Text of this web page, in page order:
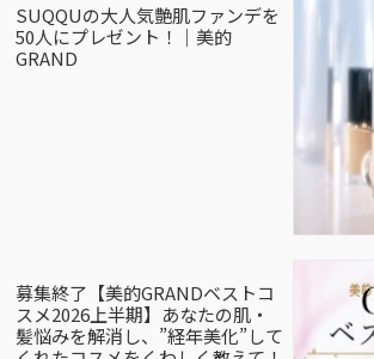
SUQQUの大人気艶肌ファンデを
50人にプレゼント！｜美的
GRAND
募集終了【美的GRANDベストコ
スメ2026上半期】あなたの肌・
髪悩みを解消し、”経年美化”して